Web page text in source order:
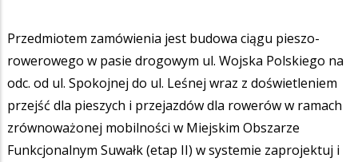
Przedmiotem zamówienia jest budowa ciągu pieszo-
rowerowego w pasie drogowym ul. Wojska Polskiego na
odc. od ul. Spokojnej do ul. Leśnej wraz z doświetleniem
przejść dla pieszych i przejazdów dla rowerów w ramach
zrównoważonej mobilności w Miejskim Obszarze
Funkcjonalnym Suwałk (etap II) w systemie zaprojektuj i